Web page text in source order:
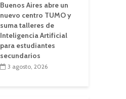
Buenos Aires abre un
nuevo centro TUMO y
suma talleres de
Inteligencia Artificial
para estudiantes
secundarios
3 agosto, 2026